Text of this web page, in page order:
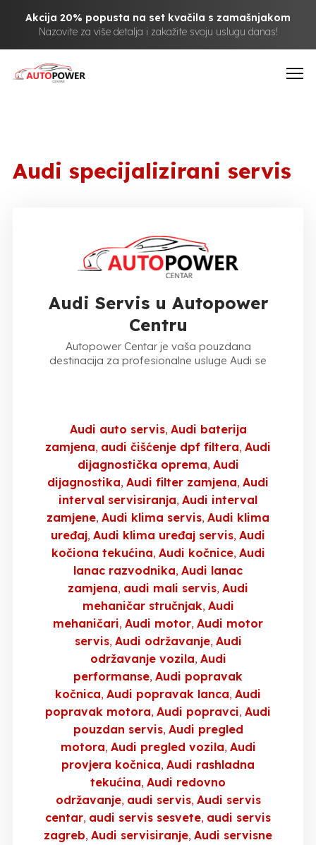
Akcija 20% popusta na set kvačila s zamašnjakom
Nazovite za više detalja i zakažite svoju uslugu danas!
Audi specijalizirani servis
Audi Servis u Autopower
Centru
Autopower Centar je vaša pouzdana
destinacija za profesionalne usluge Audi se
Audi auto servis Audi baterija
zamjena audi čišćenje dpf filtera Audi
dijagnostička oprema Audi
dijagnostika Audi filter zamjena Audi
interval servisiranja Audi interval
zamjene Audi klima servis Audi klima
uređaj Audi klima uređaj servis Audi
kočiona tekućina Audi kočnice Audi
lanac razvodnika Audi lanac
zamjena audi mali servis Audi
mehaničar stručnjak Audi
mehaničari Audi motor Audi motor
servis Audi održavanje Audi
održavanje vozila Audi
performanse Audi popravak
kočnica Audi popravak lanca Audi
popravak motora Audi popravci Audi
pouzdan servis Audi pregled
motora Audi pregled vozila Audi
provjera kočnica Audi rashladna
tekućina Audi redovno
održavanje audi servis Audi servis
centar audi servis sesvete audi servis
zagreb Audi servisiranje Audi servisne